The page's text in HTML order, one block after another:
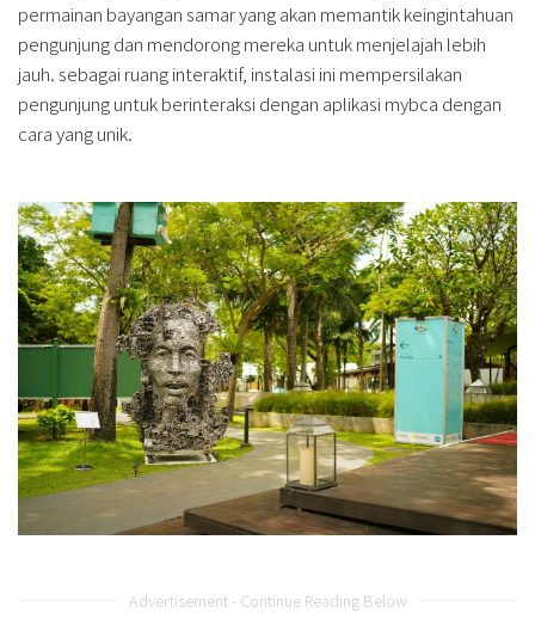
permainan bayangan samar yang akan memantik keingintahuan
pengunjung dan mendorong mereka untuk menjelajah lebih
jauh. sebagai ruang interaktif, instalasi ini mempersilakan
pengunjung untuk berinteraksi dengan aplikasi mybca dengan
cara yang unik.
Advertisement - Continue Reading Below